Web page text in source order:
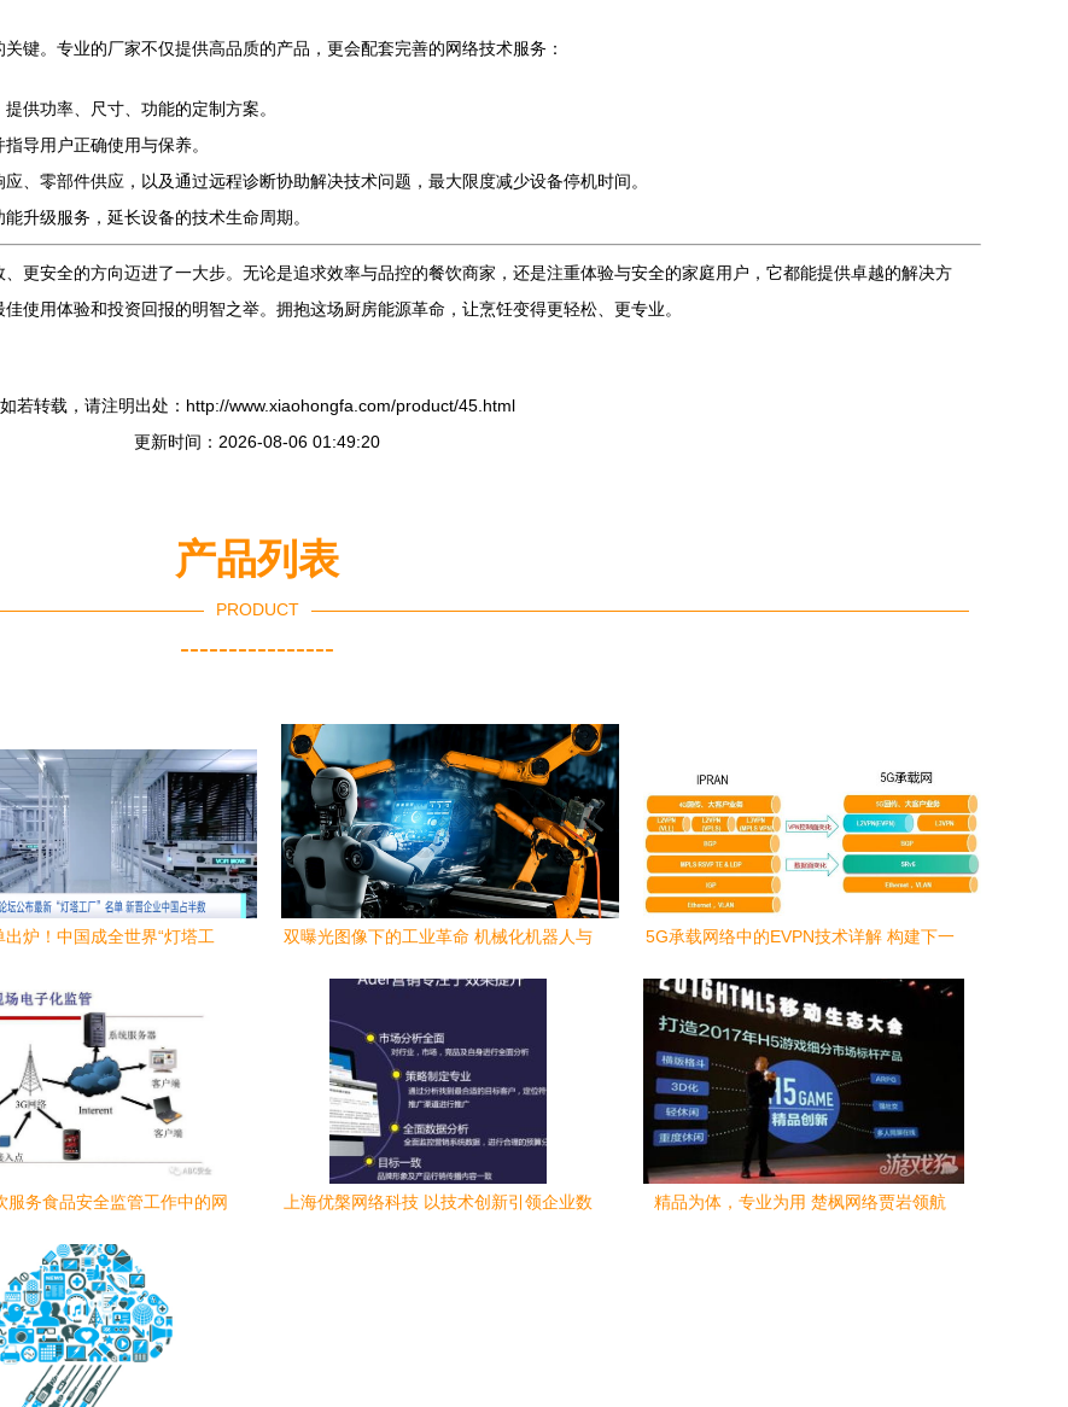
键。专业的厂家不仅提供高品质的产品，更会配套完善的网络技术服务：
供功率、尺寸、功能的定制方案。
导用户正确使用与保养。
、零部件供应，以及通过远程诊断协助解决技术问题，最大限度减少设备停机时间。
升级服务，延长设备的技术生命周期。
更安全的方向迈进了一大步。无论是追求效率与品控的餐饮商家，还是注重体验与安全的家庭用户，它都能提供卓越的解决方
使用体验和投资回报的明智之举。拥抱这场厨房能源革命，让烹饪变得更轻松、更专业。
如若转载，请注明出处：http://www.xiaohongfa.com/product/45.html
更新时间：2026-08-06 01:49:20
产品列表
PRODUCT
----------------
出炉！中国成全世界“灯塔工
双曝光图像下的工业革命 机械化机器人与
5G承载网络中的EVPN技术详解 构建下一
服务食品安全监管工作中的网
上海优槃网络科技 以技术创新引领企业数
精品为体，专业为用 楚枫网络贾岩领航